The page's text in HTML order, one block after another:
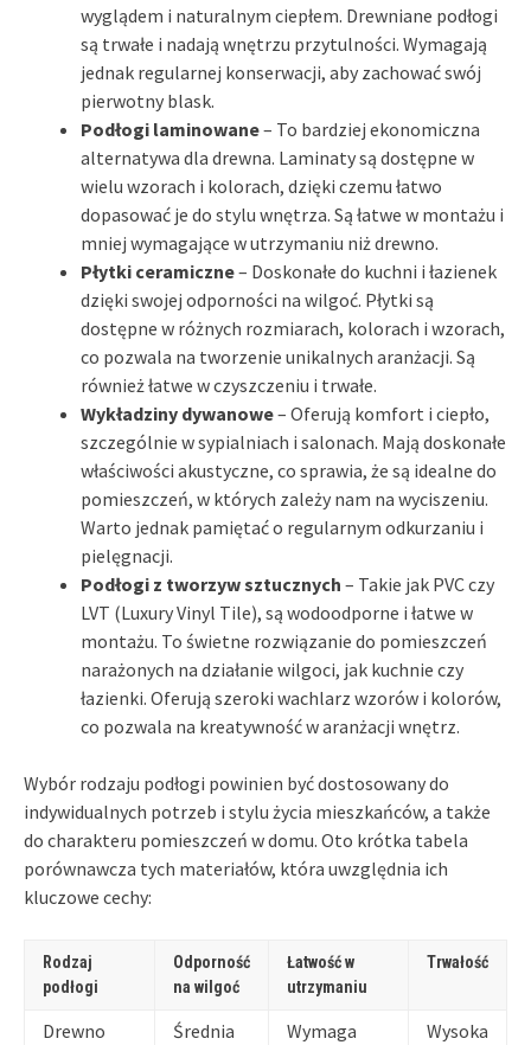
wyglądem i naturalnym ciepłem. Drewniane podłogi
są trwałe i nadają wnętrzu przytulności. Wymagają
jednak regularnej konserwacji, aby zachować swój
pierwotny blask.
Podłogi laminowane– To bardziej ekonomiczna
alternatywa dla drewna. Laminaty są dostępne w
wielu wzorach i kolorach, dzięki czemu łatwo
dopasować je do stylu wnętrza. Są łatwe w montażu i
mniej wymagające w utrzymaniu niż drewno.
Płytki ceramiczne– Doskonałe do kuchni i łazienek
dzięki swojej odporności na wilgoć. Płytki są
dostępne w różnych rozmiarach, kolorach i wzorach,
co pozwala na tworzenie unikalnych aranżacji. Są
również łatwe w czyszczeniu i trwałe.
Wykładziny dywanowe– Oferują komfort i ciepło,
szczególnie w sypialniach i salonach. Mają doskonałe
właściwości akustyczne, co sprawia, że są idealne do
pomieszczeń, w których zależy nam na wyciszeniu.
Warto jednak pamiętać o regularnym odkurzaniu i
pielęgnacji.
Podłogi z tworzyw sztucznych – Takie jak PVC czy
LVT (Luxury Vinyl Tile), są wodoodporne i łatwe w
montażu. To świetne rozwiązanie do pomieszczeń
narażonych na działanie wilgoci, jak kuchnie czy
łazienki. Oferują szeroki wachlarz wzorów i kolorów,
co pozwala na kreatywność w aranżacji wnętrz.
Wybór rodzaju podłogi powinien być dostosowany do
indywidualnych potrzeb i stylu życia mieszkańców, a także
do charakteru pomieszczeń w domu. Oto krótka tabela
porównawcza tych materiałów, która uwzględnia ich
kluczowe cechy:
Rodzaj
podłogi
Odporność
na wilgoć
Łatwość w
utrzymaniu
Trwałość
Drewno Średnia
Wymaga
Wysoka